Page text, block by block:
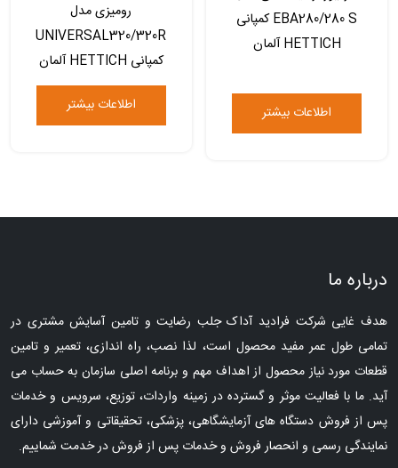
EBA280/280 S کمپانی
HETTICH آلمان
اطلاعات بیشتر
رومیزی مدل
UNIVERSAL320/320R
کمپانی HETTICH آلمان
اطلاعات بیشتر
درباره ما
هدف غایی شرکت فرادید آداک جلب رضایت و تامین آسایش مشتری در
تمامی طول عمر مفید محصول است، لذا نصب، راه اندازی، تعمیر و تامین
قطعات مورد نیاز محصول از اهداف مهم و برنامه اصلی سازمان به حساب می
آید. ما با فعالیت موثر و گسترده در زمینه واردات، توزیع، سرویس و خدمات
پس از فروش دستگاه های آزمایشگاهی، پزشکی، تحقیقاتی و آموزشی دارای
نمایندگی رسمی و انحصار فروش و خدمات پس از فروش در خدمت شماییم.